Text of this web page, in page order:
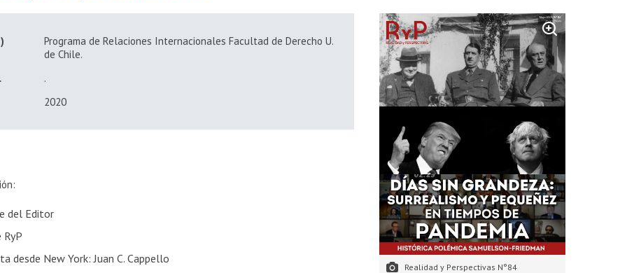
Realidad y Perspectivas N°84
Programa de Relaciones Internacionales Facultad de Derecho U.
de Chile.
.
2020
del Editor
desde New York: Juan C. Cappello